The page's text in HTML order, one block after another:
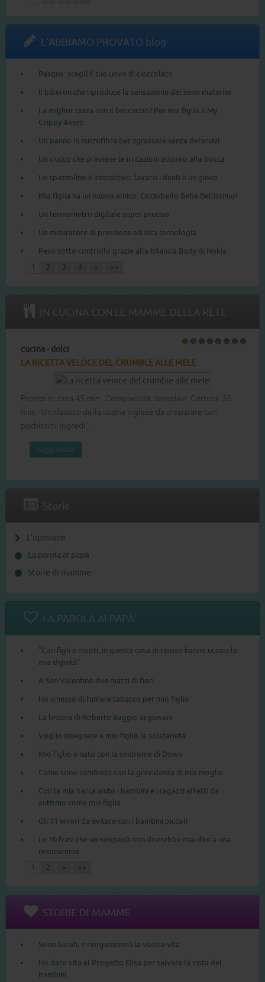
L'ABBIAMO PROVATO blog
Pasqua: scegli il tuo uovo di cioccolato
Il biberon che riproduce la sensazione del seno materno
La miglior tazza con il beccuccio? Per mia figlia è My
Grippy Avent
Un panno in microfibra per sgrassare senza detersivi
Un ciucco che previene le irritazioni attorno alla bocca
Lo spazzolino è interattivo: lavarsi i denti è un gioco
Mia figlia ha un nuovo amico: Cicciobello Bebè Bellissimo!
Un termometro digitale super preciso
Un misuratore di pressione ad alta tecnologia
Peso sotto controllo grazie alla bilancia Body di Nokia
1 2 3 4 > >>
IN CUCINA CON LE MAMME DELLA RETE
cucina - dolci
LA RICETTA DEL COTTON CAKE
Pronto in: circa 60 min. Complessità: media Cottura: 40 min.
Dolce leggero e soffice buono per ogni occasione.
Storie
L'opinione
La parola ai papà
Storie di mamme
LA PAROLA AI PAPA'
"Cari figli e nipoti, in questa casa di riposo hanno ucciso la
mia dignità"
A San Valentino due mazzi di fiori
Ho smesso di fumare tabacco per mio figlio
La lettera di Roberto Baggio ai giovani
Voglio insegnare a mio figlio la solidarietà
Mio figlio è nato con la sindrome di Down
Come sono cambiato con la gravidanza di mia moglie
Con la mia barca aiuto i bambini e i ragazzi affetti da
autismo come mia figlia
Gli 11 errori da evitare con i bambini piccoli
Le 10 frasi che un neopapà non dovrebbe mai dire a una
neomamma
1 2 > >>
STORIE DI MAMME
Sono Sarah, e riorganizzerò la vostra vita
Ho dato vita al Progetto Elisa per salvare la vista dei
bambini